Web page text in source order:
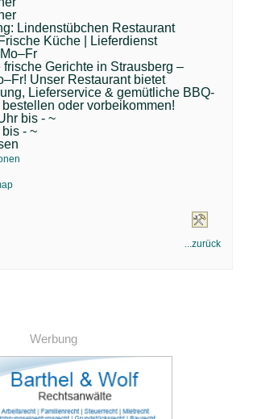
Lindenstübchen Restaurant
Küche | Lieferdienst
Gerichte in Strausberg –
Unser Restaurant bietet
Lieferservice & gemütliche BBQ-
oder vorbeikommen!
bis - ~
- ~
...zurück
Werbung